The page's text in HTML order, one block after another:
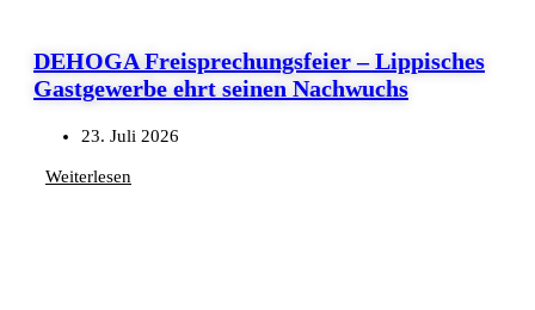
DEHOGA Freisprechungsfeier – Lippisches
Gastgewerbe ehrt seinen Nachwuchs
23. Juli 2026
Weiterlesen